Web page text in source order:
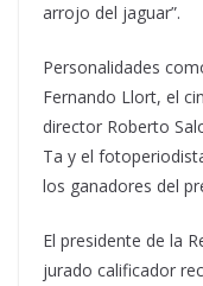
arrojo del jaguar”.
Personalidades
Fernando Llort, el
director Roberto
Ta y el
los ganadores del
El presidente de la
jurado calificador